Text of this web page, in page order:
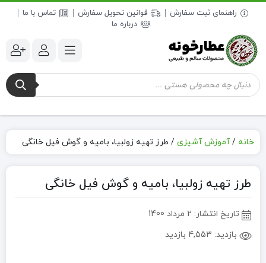
راهنمای ثبت سفارش قوانین تحویل سفارش
تماس با ما
درباره ما
جستجوی
محصولات
خانه /آموزش آشپزی / طرز تهیه زولبیا، بامیه و گوش فیل خانگی
طرز تهیه زولبیا، بامیه و گوش فیل خانگی
تاریخ انتشار: 2 مرداد 1400
بازدید: 4,553 بازدید